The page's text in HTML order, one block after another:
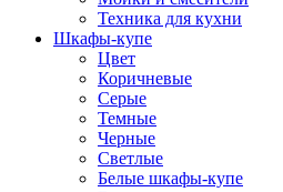
Техника для кухни
Шкафы-купе
Цвет
Коричневые
Серые
Темные
Черные
Светлые
Белые шкафы-купе